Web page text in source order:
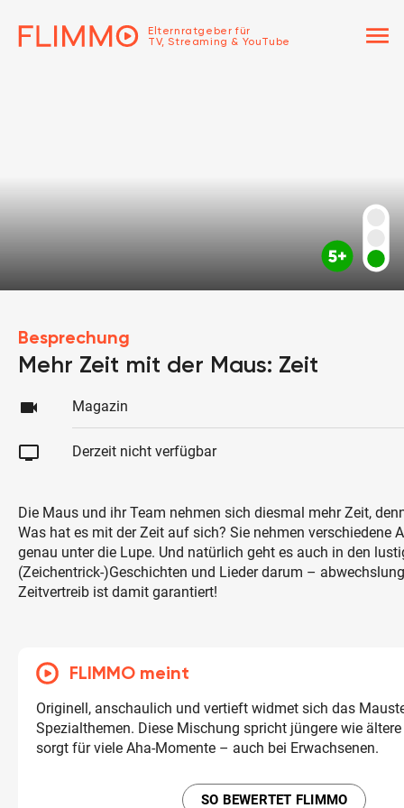
Elternratgeber für
TV, Streaming & YouTube
menu
Besprechung
Mehr Zeit mit der Maus: Zeit
videocam Magazin
tv Derzeit nicht verfügbar
Die Maus und ihr Team nehmen sich diesmal mehr Zeit,
Was hat es mit der Zeit auf sich? Sie nehmen verschiedene
genau unter die Lupe. Und natürlich geht es auch in den
(Zeichentrick-)Geschichten und Lieder darum –
Zeitvertreib ist damit garantiert!
FLIMMO meint
Originell, anschaulich und vertieft widmet sich das
Spezialthemen. Diese Mischung spricht jüngere wie
sorgt für viele Aha-Momente – auch bei Erwachsenen.
SO BEWERTET FLIMMO